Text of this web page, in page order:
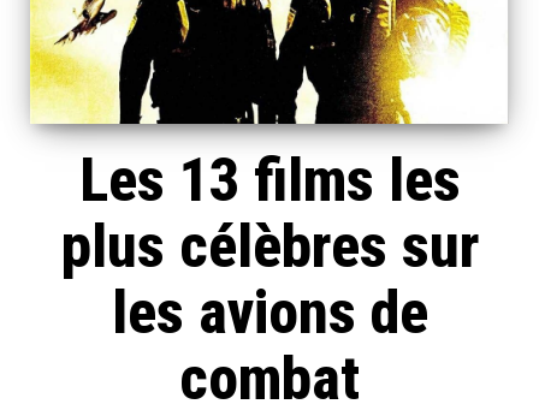
Les 13 films les
plus célèbres sur
les avions de
combat